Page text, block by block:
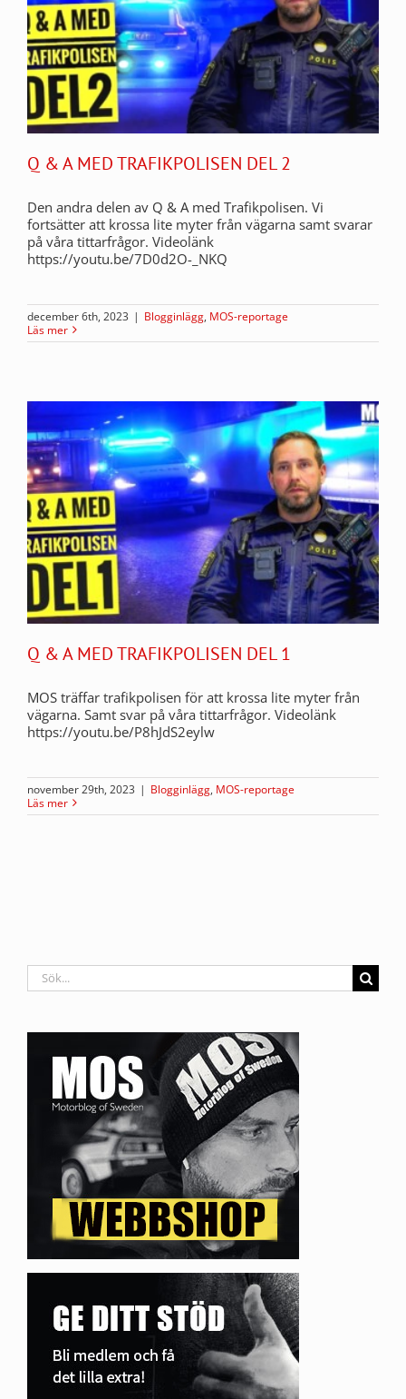
Q & A MED TRAFIKPOLISEN DEL 2
Den andra delen av Q & A med Trafikpolisen. Vi
fortsätter att krossa lite myter från vägarna samt svarar
på våra tittarfrågor. Videolänk
https://youtu.be/7D0d2O-_NKQ
december 6th, 2023 | Blogginlägg, MOS-reportage
Läs mer
Q & A MED TRAFIKPOLISEN DEL 1
MOS träffar trafikpolisen för att krossa lite myter från
vägarna. Samt svar på våra tittarfrågor. Videolänk
https://youtu.be/P8hJdS2eylw
november 29th, 2023 | Blogginlägg, MOS-reportage
Läs mer
Sök
efter: